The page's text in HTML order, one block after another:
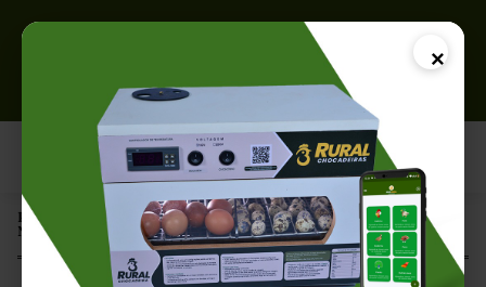
×
Página Inicial |
Nobreak para Chocadeira: Segurança e Eficiência no Incubatório